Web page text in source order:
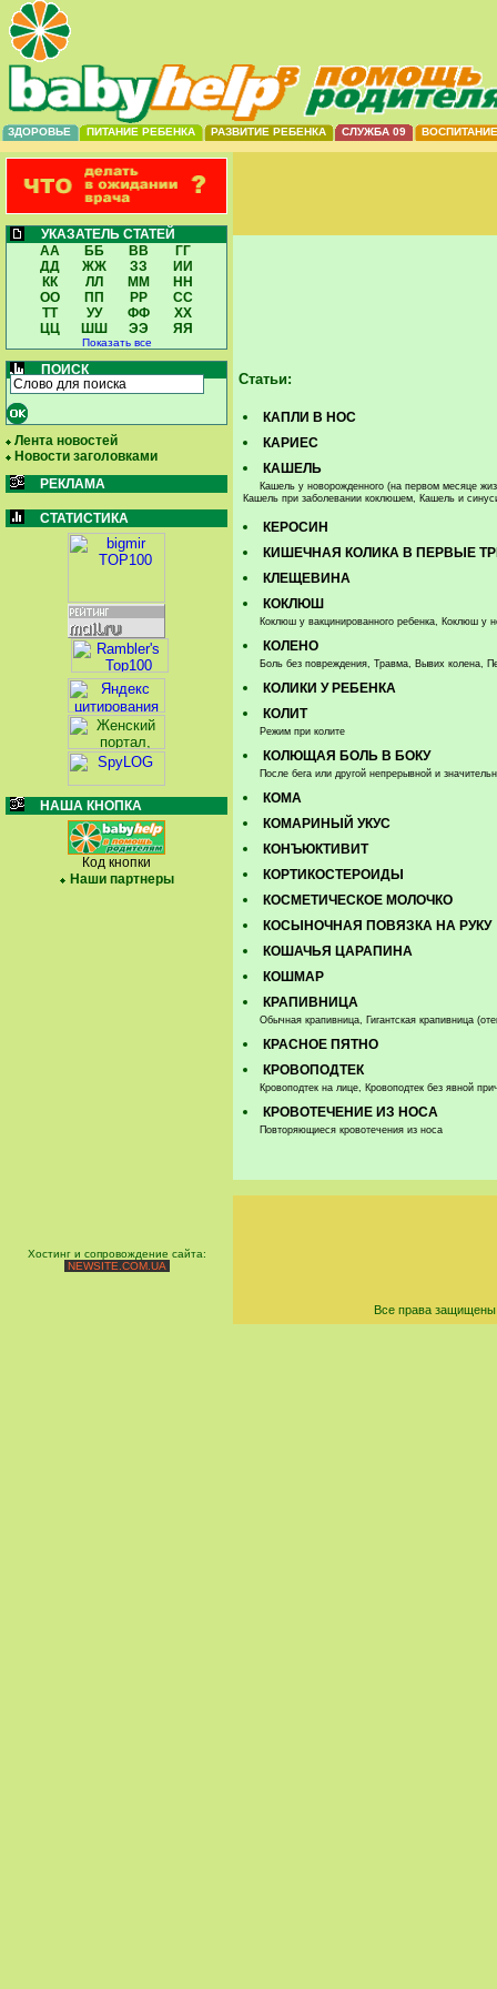
ЗДОРОВЬЕ ПИТАНИЕ РЕБЕНКА РАЗВИТИЕ РЕБЕНКА СЛУЖБА 09 ВОСПИТАНИЕ
УКАЗАТЕЛЬ СТАТЕЙ
АА
ББ ВВ
ГГ
ДД
ЖЖ ЗЗ
ИИ
КК
ЛЛ ММ
НН
ОО
ПП РР
СС
ТТ
УУ ФФ
ХХ
ЦЦ
ШШ ЭЭ ЯЯ
Показать все
ПОИСК
Лента новостей
Новости заголовками
РЕКЛАМА
СТАТИСТИКА
НАША КНОПКА
Код кнопки
Наши партнеры
Статьи:
КАПЛИ В НОС
КАРИЕС
КАШЕЛЬ
Кашель у новорожденного (на первом месяце
Кашель при заболевании коклюшем, Кашель и
КЕРОСИН
КИШЕЧНАЯ КОЛИКА В ПЕРВЫЕ
КЛЕЩЕВИНА
КОКЛЮШ
Коклюш у вакцинированного ребенка, Коклюш у
КОЛЕНО
Боль без повреждения, Травма, Вывих колена,
КОЛИКИ У РЕБЕНКА
КОЛИТ
Режим при колите
КОЛЮЩАЯ БОЛЬ В БОКУ
После бега или другой непрерывной и
КОМА
КОМАРИНЫЙ УКУС
КОНЪЮКТИВИТ
КОРТИКОСТЕРОИДЫ
КОСМЕТИЧЕСКОЕ МОЛОЧКО
КОСЫНОЧНАЯ ПОВЯЗКА НА РУКУ
КОШАЧЬЯ ЦАРАПИНА
КОШМАР
КРАПИВНИЦА
Обычная крапивница, Гигантская крапивница
КРАСНОЕ ПЯТНО
КРОВОПОДТЕК
Кровоподтек на лице, Кровоподтек без явной
КРОВОТЕЧЕНИЕ ИЗ НОСА
Повторяющиеся кровотечения из носа
Хостинг и сопровождение сайта:
NEWSITE.COM.UA
Все права